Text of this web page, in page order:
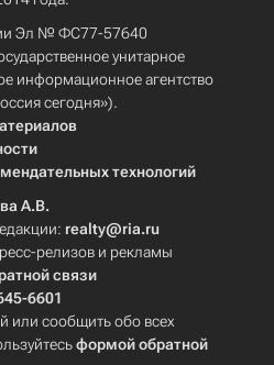
Эл № ФС77-57640
унитарное
информационное агентство
сегодня»).
технологий
А.В.
realty@ria.ru
релизов и рекламы
связи
6601
или сообщить обо всех
формой обратной